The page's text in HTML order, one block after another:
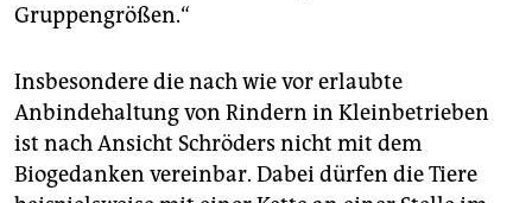
Gruppengrößen.“
Insbesondere die nach wie vor erlaubte
Anbindehaltung von Rindern in Kleinbetrieben
ist nach Ansicht Schröders nicht mit dem
Biogedanken vereinbar. Dabei dürfen die Tiere